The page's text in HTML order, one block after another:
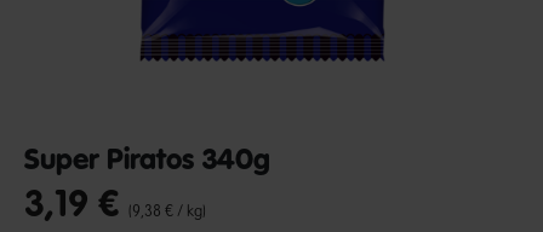
Super Piratos 340g
undefined out of 5 Customer Rating
3,19 € (9,38 € / kg)